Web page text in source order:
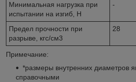
Минимальная нагрузка при
испытании на изгиб, Н
-
Предел прочности при
разрыве, кгс/см3
28
Примечание:
*размеры внутренних диаметров
справочными